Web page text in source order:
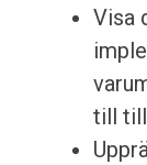
Visa
till